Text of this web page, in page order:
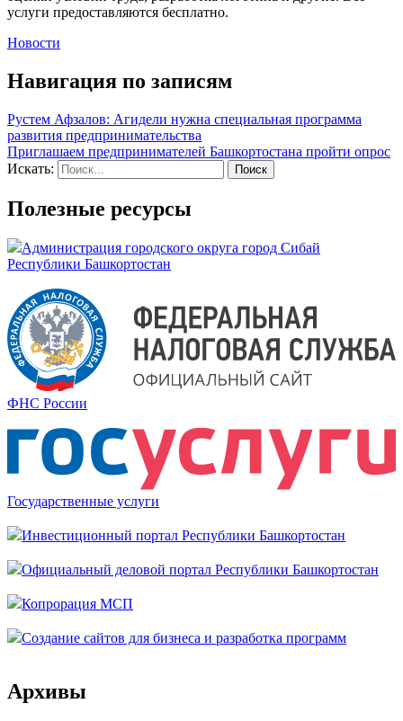
услуги предоставляются бесплатно.
Новости
Навигация по записям
Рустем Афзалов: Агидели нужна специальная программа
развития предпринимательства
Приглашаем предпринимателей Башкортостана пройти опрос
Искать:
Полезные ресурсы
Администрация городского округа город Сибай
Республики Башкортостан
ФНС России
Государственные услуги
Инвестиционный портал Республики Башкортостан
Официальный деловой портал Республики Башкортостан
Копрорация МСП
Создание сайтов для бизнеса и разработка программ
Архивы